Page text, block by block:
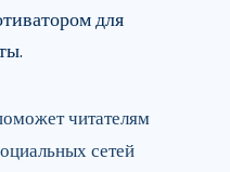
для
читателям
сетей